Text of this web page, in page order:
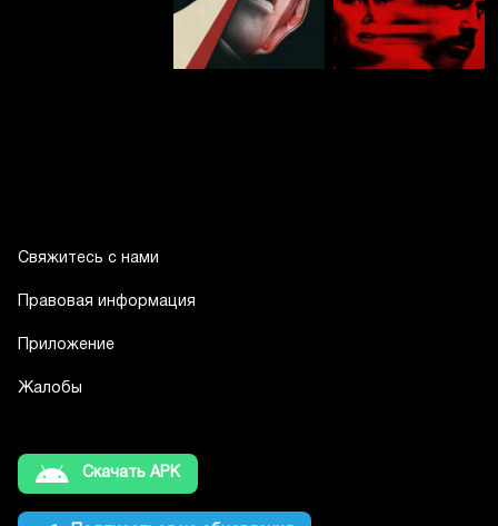
Свяжитесь с нами
Правовая информация
Приложение
Жалобы
Скачать APK